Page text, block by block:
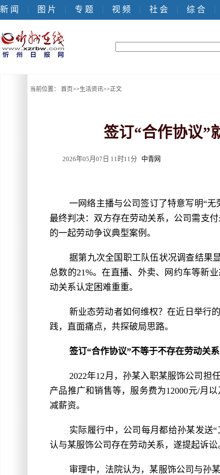
新 闻 | 图 片 | 专 题 | 视 频 | 社 会 | 综 合 |
当前位置： 首页>>生活资讯>>正文
签订“合作协议”
2026年05月07日 11时11分 中青网
一网络主播与公司签订了特意写明“
最终判决：双方存在劳动关系，公司需支
的一起劳动争议典型案例。
据第九次全国职工队伍状况调查结果
总数的21%。在直播、外卖、网约车等新
动关系认定困难重重。
新业态劳动者如何维权？在近日举行
践，直面痛点，共探破局思路。
签订“合作协议”不等于不存在劳动关系
2022年12月，孙某入职某服饰公司担
产品推广和销售等，服务费为12000元/月
减薪资。
实际履行中，公司每月都给孙某发送
认与某服饰公司存在劳动关系，遂提起诉讼
审理中，法院认为，某服饰公司与孙